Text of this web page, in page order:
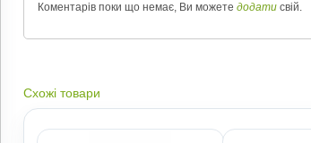
Коментарів поки що немає, Ви можете додати свій.
Схожі товари